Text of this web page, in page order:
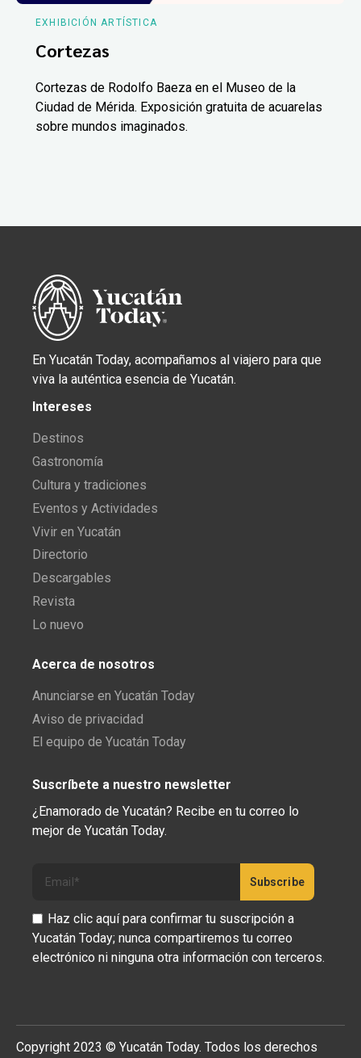
EXHIBICIÓN ARTÍSTICA
Cortezas
Cortezas de Rodolfo Baeza en el Museo de la
Ciudad de Mérida. Exposición gratuita de acuarelas
sobre mundos imaginados.
En Yucatán Today, acompañamos al viajero para que
viva la auténtica esencia de Yucatán.
Intereses
Destinos
Gastronomía
Cultura y tradiciones
Eventos y Actividades
Vivir en Yucatán
Directorio
Descargables
Revista
Lo nuevo
Acerca de nosotros
Anunciarse en Yucatán Today
Aviso de privacidad
El equipo de Yucatán Today
Suscríbete a nuestro newsletter
¿Enamorado de Yucatán? Recibe en tu correo lo
mejor de Yucatán Today.
Haz clic aquí para confirmar tu suscripción a
Yucatán Today; nunca compartiremos tu correo
electrónico ni ninguna otra información con terceros.
Copyright 2023 © Yucatán Today. Todos los derechos